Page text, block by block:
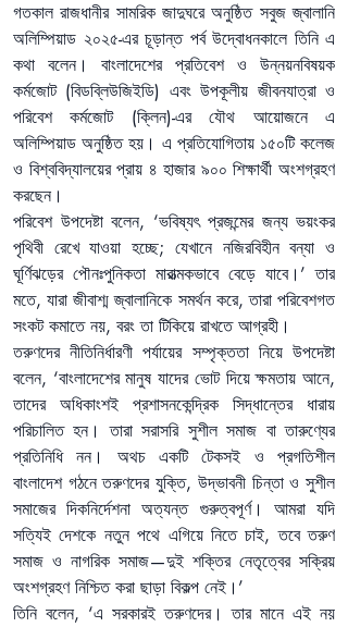
গতকাল রাজধানীর সামরিক জাদুঘরে অনুষ্ঠিত সবুজ জ্বালানি
অলিম্পিয়াড ২০২৫-এর চূড়ান্ত পর্ব উদ্বোধনকালে তিনি এ
কথা বলেন। বাংলাদেশের প্রতিবেশ ও উন্নয়নবিষয়ক
কর্মজোট (বিডব্লিউজিইডি) এবং উপকূলীয় জীবনযাত্রা ও
পরিবেশ কর্মজোট (ক্লিন)-এর যৌথ আয়োজনে এ
অলিম্পিয়াড অনুষ্ঠিত হয়। এ প্রতিযোগিতায় ১৫০টি কলেজ
ও বিশ্ববিদ্যালয়ের প্রায় ৪ হাজার ৯০০ শিক্ষার্থী অংশগ্রহণ
করছেন।
পরিবেশ উপদেষ্টা বলেন, ‘ভবিষ্যৎ প্রজন্মের জন্য ভয়ংকর
পৃথিবী রেখে যাওয়া হচ্ছে; যেখানে নজিরবিহীন বন্যা ও
ঘূর্ণিঝড়ের পৌনঃপুনিকতা মারাত্মকভাবে বেড়ে যাবে।’ তার
মতে, যারা জীবাশ্ম জ্বালানিকে সমর্থন করে, তারা পরিবেশগত
সংকট কমাতে নয়, বরং তা টিকিয়ে রাখতে আগ্রহী।
তরুণদের নীতিনির্ধারণী পর্যায়ের সম্পৃক্ততা নিয়ে উপদেষ্টা
বলেন, ‘বাংলাদেশের মানুষ যাদের ভোট দিয়ে ক্ষমতায় আনে,
তাদের অধিকাংশই প্রশাসনকেন্দ্রিক সিদ্ধান্তের ধারায়
পরিচালিত হন। তারা সরাসরি সুশীল সমাজ বা তারুণ্যের
প্রতিনিধি নন। অথচ একটি টেকসই ও প্রগতিশীল
বাংলাদেশ গঠনে তরুণদের যুক্তি, উদ্ভাবনী চিন্তা ও সুশীল
সমাজের দিকনির্দেশনা অত্যন্ত গুরুত্বপূর্ণ। আমরা যদি
সত্যিই দেশকে নতুন পথে এগিয়ে নিতে চাই, তবে তরুণ
সমাজ ও নাগরিক সমাজ—দুই শক্তির নেতৃত্বের সক্রিয়
অংশগ্রহণ নিশ্চিত করা ছাড়া বিকল্প নেই।’
তিনি বলেন, ‘এ সরকারই তরুণদের। তার মানে এই নয়